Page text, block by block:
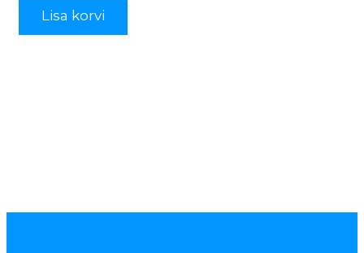
Lisa korvi